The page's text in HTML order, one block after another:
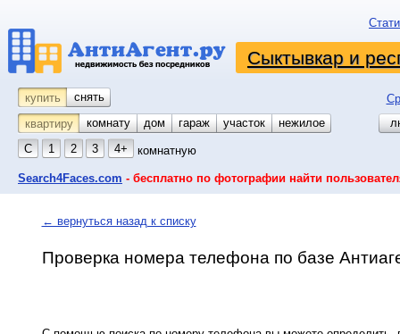
Сыктывкар и
купить снять
квартиру
комнату койко-место
дом гараж участок
нежилое
С
1 2 3 4+ комнатную
Search4Faces.com - бесплатно по фотографии найти
← вернуться назад к списку
Проверка номера телефона по базе